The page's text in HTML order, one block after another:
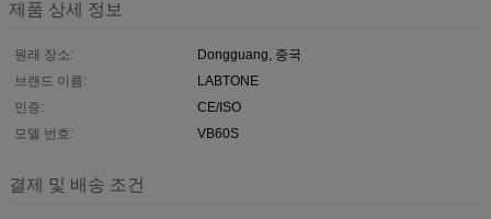
제품 상세 정보
원래 장소:
Dongguang, 중국
브랜드 이름:
LABTONE
인증:
CE/ISO
모델 번호:
VB60S
결제 및 배송 조건